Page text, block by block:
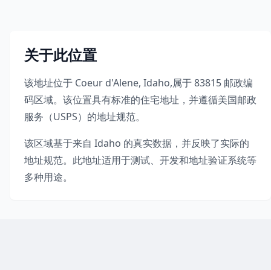
关于此位置
该地址位于 Coeur d'Alene, Idaho,属于83815 邮政编
码区域。该位置具有标准的住宅地址，并遵循美国邮政
服务（USPS）的地址规范。
该区域基于来自 Idaho 的真实数据，并反映了实际的
地址规范。此地址适用于测试、开发和地址验证系统等
多种用途。